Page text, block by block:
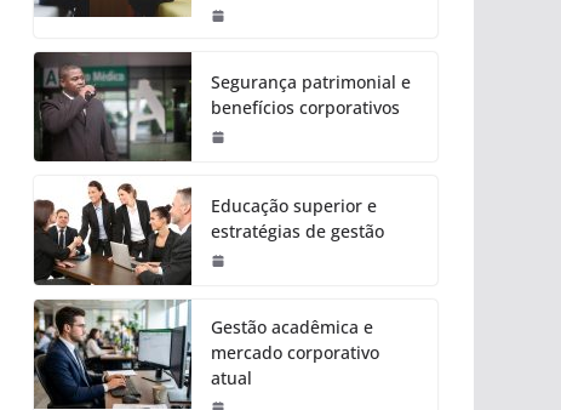
Segurança patrimonial e
benefícios corporativos
Educação superior e
estratégias de gestão
Gestão acadêmica e
mercado corporativo
atual